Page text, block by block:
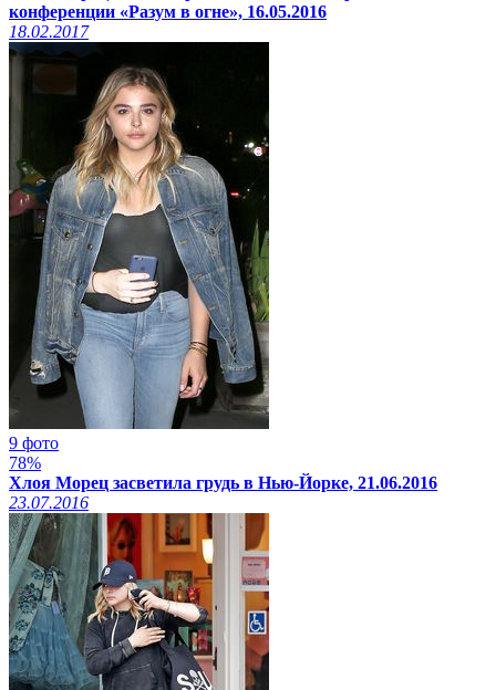
конференции «Разум в огне», 16.05.2016
18.02.2017
9 фото
78%
Хлоя Морец засветила грудь в Нью-Йорке, 21.06.2016
23.07.2016